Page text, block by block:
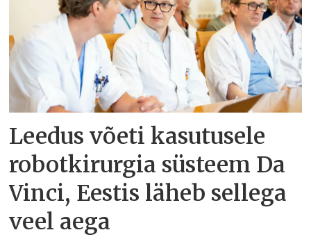
Leedus võeti kasutusele
robotkirurgia süsteem Da
Vinci, Eestis läheb sellega
veel aega